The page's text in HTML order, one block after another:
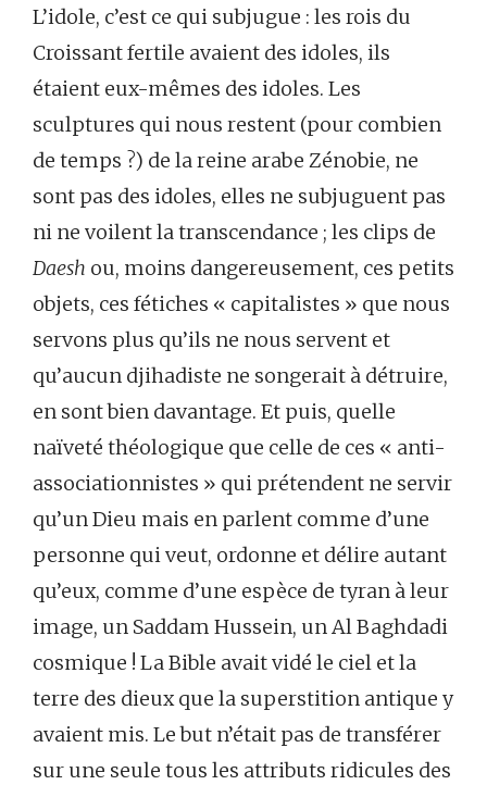
L’idole, c’est ce qui subjugue : les rois du
Croissant fertile avaient des idoles, ils
étaient eux-mêmes des idoles. Les
sculptures qui nous restent (pour combien
de temps ?) de la reine arabe Zénobie, ne
sont pas des idoles, elles ne subjuguent pas
ni ne voilent la transcendance ; les clips de
Daesh ou, moins dangereusement, ces petits
objets, ces fétiches « capitalistes » que nous
servons plus qu’ils ne nous servent et
qu’aucun djihadiste ne songerait à détruire,
en sont bien davantage. Et puis, quelle
naïveté théologique que celle de ces « anti-
associationnistes » qui prétendent ne servir
qu’un Dieu mais en parlent comme d’une
personne qui veut, ordonne et délire autant
qu’eux, comme d’une espèce de tyran à leur
image, un Saddam Hussein, un Al Baghdadi
cosmique ! La Bible avait vidé le ciel et la
terre des dieux que la superstition antique y
avaient mis. Le but n’était pas de transférer
sur une seule tous les attributs ridicules des